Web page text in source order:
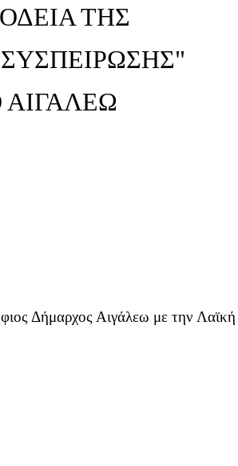
ΤΗΣ
ΑΙΓΑΛΕΩ
Δήμαρχος Αιγάλεω με την Λαϊκή